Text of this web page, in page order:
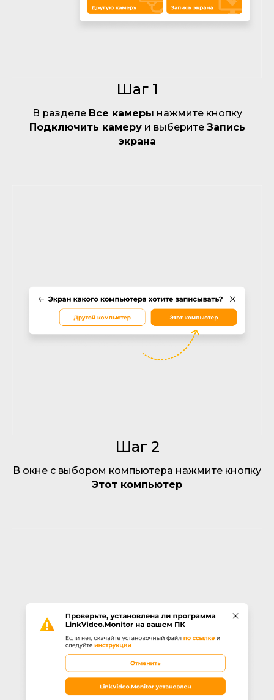
Шаг 1
В разделе Все камеры нажмите кнопку
Подключить камеруи выберите Запись
экрана
Шаг 2
В окне с выбором компьютера нажмите кнопку
Этот компьютер